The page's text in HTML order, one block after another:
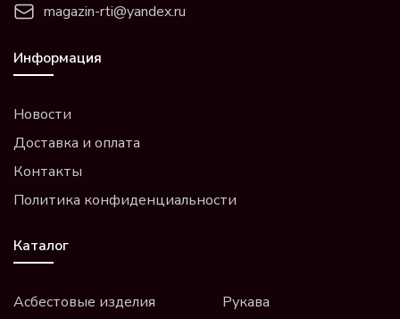
magazin-rti@yandex.ru
Информация
Новости
Доставка и оплата
Контакты
Политика конфиденциальности
Каталог
Асбестовые изделия
Рукава